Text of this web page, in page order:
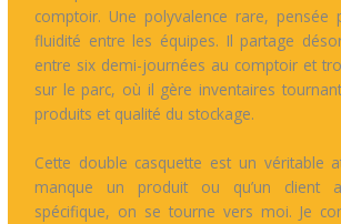
comptoir. Une polyvalence rare, pensée
fluidité entre les équipes. Il partage
entre six demi-journées au comptoir et
sur le parc, où il gère inventaires
produits et qualité du stockage.
Cette double casquette est un véritable
manque un produit ou qu’un client
spécifique, on se tourne vers moi. Je